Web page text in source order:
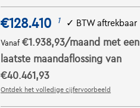
€128.410 1 ✓ BTW aftrekbaar
Vanaf€1.938,93/maand met een
laatste maandaflossing van
€40.461,93
Ontdek het volledige cijfervoorbeeld